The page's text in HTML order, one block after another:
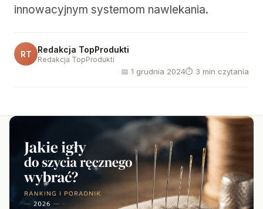
innowacyjnym systemom nawlekania.
RT Redakcja TopProdukti
Redakcja TopProdukti
📅 1 grudnia 2024⏱ 3 min czytania